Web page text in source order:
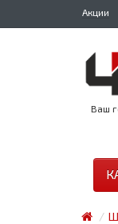
Акции
Ваш